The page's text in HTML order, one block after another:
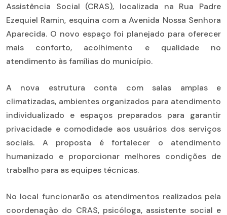
Assistência Social (CRAS), localizada na Rua Padre
Ezequiel Ramin, esquina com a Avenida Nossa Senhora
Aparecida. O novo espaço foi planejado para oferecer
mais conforto, acolhimento e qualidade no
atendimento às famílias do município.
A nova estrutura conta com salas amplas e
climatizadas, ambientes organizados para atendimento
individualizado e espaços preparados para garantir
privacidade e comodidade aos usuários dos serviços
sociais. A proposta é fortalecer o atendimento
humanizado e proporcionar melhores condições de
trabalho para as equipes técnicas.
No local funcionarão os atendimentos realizados pela
coordenação do CRAS, psicóloga, assistente social e